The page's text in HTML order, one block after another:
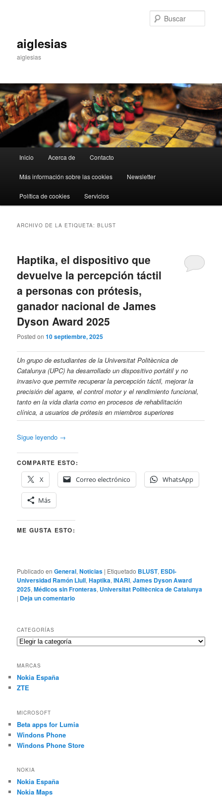
aiglesias
aiglesias
principal
Inicio Acerca de Contacto
Más información sobre las cookies Newsletter
Política de cookies Servicios
ARCHIVO DE LA ETIQUETA:BLUST
Haptika, el dispositivo que
devuelve la percepción táctil
a personas con prótesis,
ganador nacional de James
Dyson Award 2025
Posted on10 septiembre, 2025
Un grupo de estudiantes de la Universitat Politècnica de
Catalunya (UPC) ha desarrollado un dispositivo portátil y no
invasivo que permite recuperar la percepción táctil, mejorar la
precisión del agarre, el control motor y el rendimiento funcional,
tanto en la vida diaria como en procesos de rehabilitación
clínica, a usuarios de prótesis en miembros superiores
Sigue leyendo →
COMPARTE ESTO:
X
Correo electrónico WhatsApp
Más
ME GUSTA ESTO:
Publicado en General,Noticias | Etiquetado BLUST, ESDI-
Universidad Ramón Llull,Haptika,INARI,James Dyson Award
2025,Médicos sin Fronteras, Universitat Politècnica de Catalunya
| Deja un comentario
CATEGORÍAS
Categorías
MARCAS
Nokia España
ZTE
MICROSOFT
Beta apps for Lumia
Windons Phone
Windons Phone Store
NOKIA
Nokia España
Nokia Maps